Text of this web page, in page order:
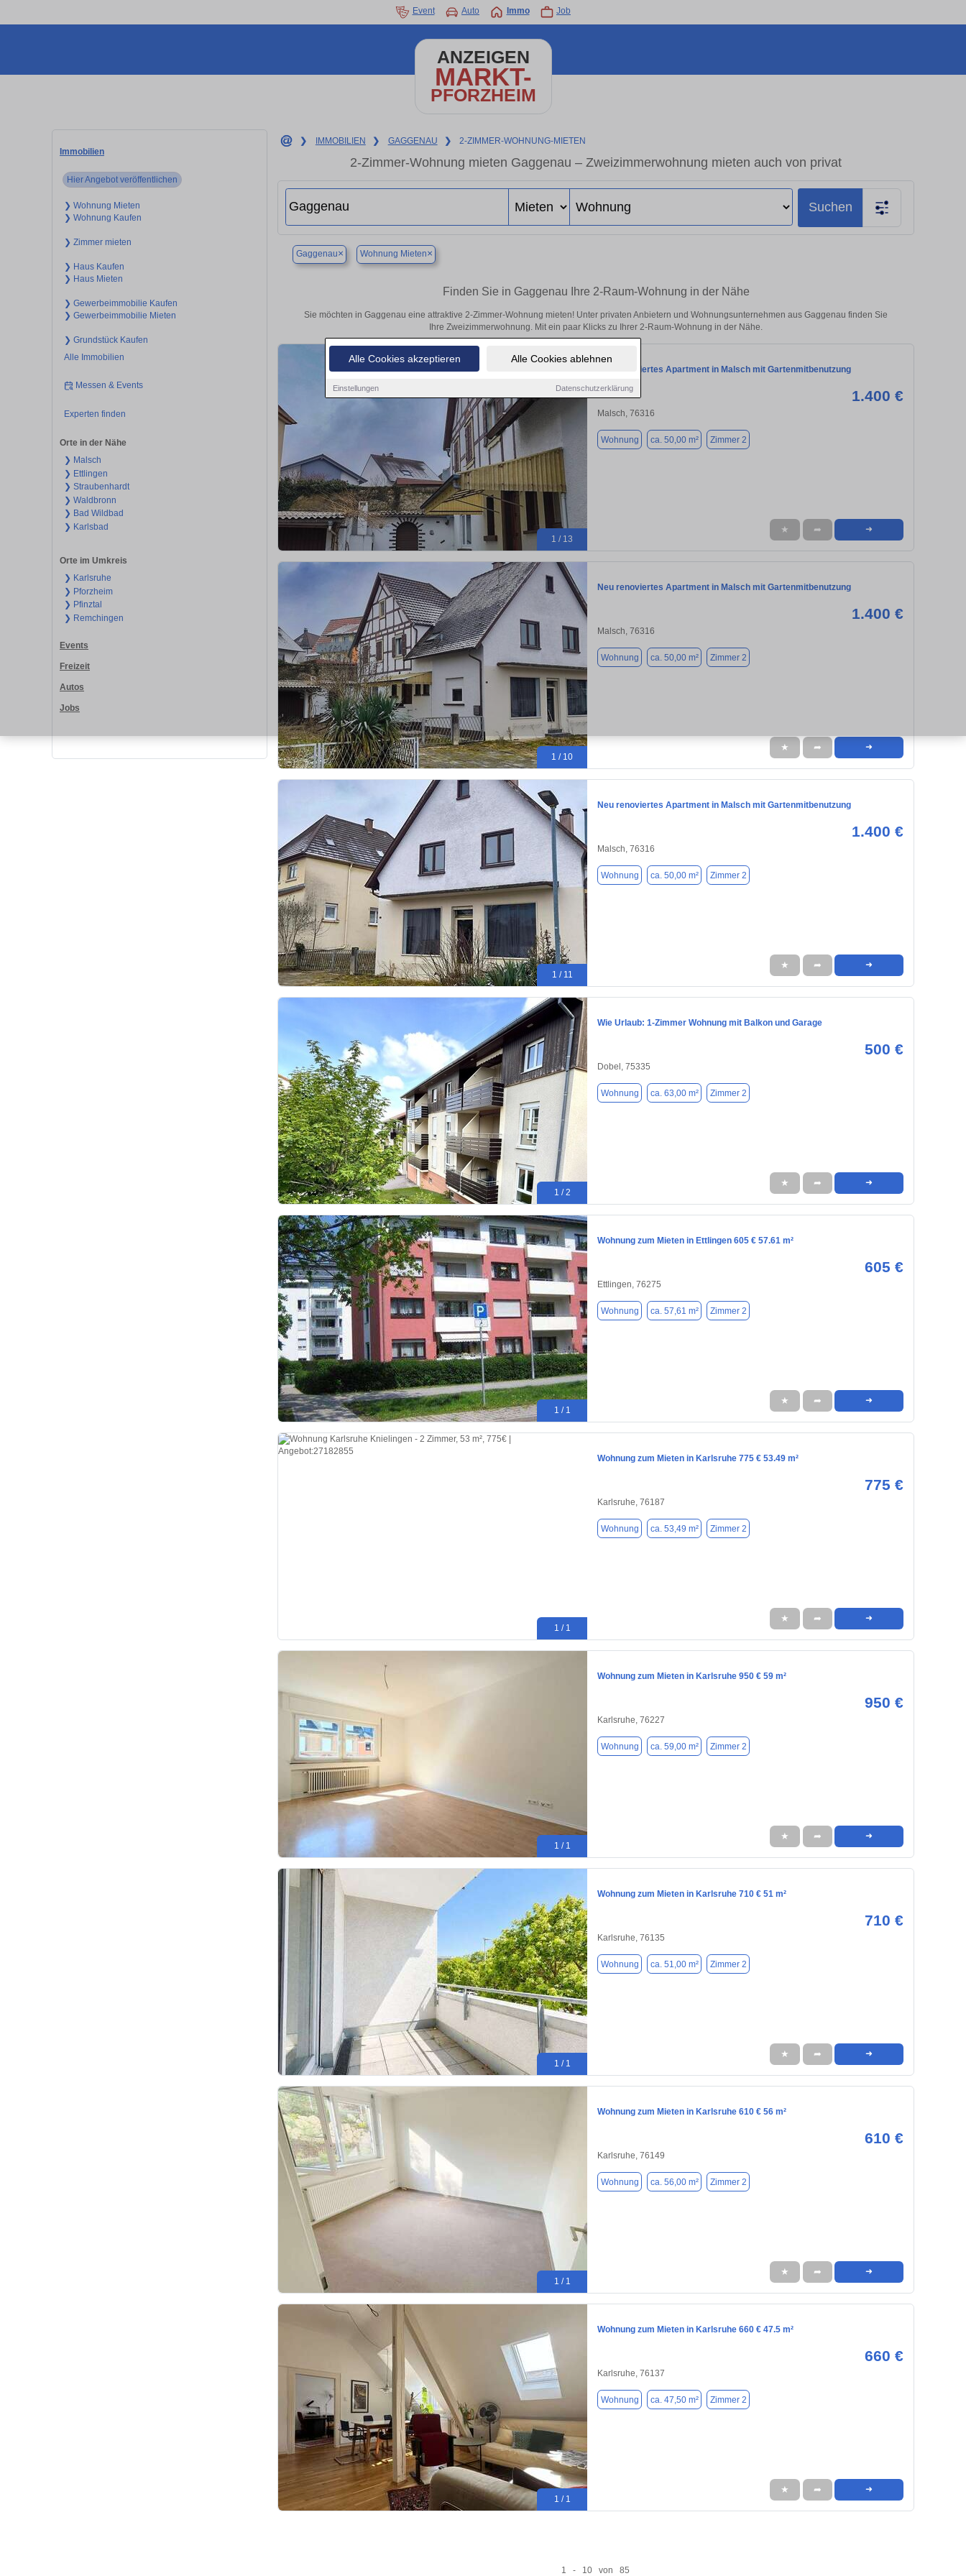
Alle Cookies akzeptieren Alle Cookies ablehnen
Einstellungen Datenschutzerklärung
Event Auto Immo Job
ANZEIGEN
MARKT-
PFORZHEIM
Immobilien
Hier Angebot veröffentlichen
❯ Wohnung Mieten
❯ Wohnung Kaufen
❯ Zimmer mieten
❯ Haus Kaufen
❯ Haus Mieten
❯ Gewerbeimmobilie Kaufen
❯ Gewerbeimmobilie Mieten
❯ Grundstück Kaufen
Alle Immobilien
Messen & Events
Experten finden
Orte in der Nähe
❯ Malsch
❯ Ettlingen
❯ Straubenhardt
❯ Waldbronn
❯ Bad Wildbad
❯ Karlsbad
Orte im Umkreis
❯ Karlsruhe
❯ Pforzheim
❯ Pfinztal
❯ Remchingen
Events
Freizeit
Autos
Jobs
❯ IMMOBILIEN ❯ GAGGENAU ❯ 2-ZIMMER-WOHNUNG-MIETEN
2-Zimmer-Wohnung mieten Gaggenau – Zweizimmerwohnung mieten auch von privat
Suchen
Gaggenau× Wohnung Mieten×
Finden Sie in Gaggenau Ihre 2-Raum-Wohnung in der Nähe
Sie möchten in Gaggenau eine attraktive 2-Zimmer-Wohnung mieten! Unter privaten Anbietern und Wohnungsunternehmen aus Gaggenau finden Sie
Ihre Zweizimmerwohnung. Mit ein paar Klicks zu Ihrer 2-Raum-Wohnung in der Nähe.
1 / 13
Neu renoviertes Apartment in Malsch mit Gartenmitbenutzung
1.400 €
Malsch, 76316
Wohnung ca. 50,00 m² Zimmer 2
★ ➦ ➜
1 / 10
Neu renoviertes Apartment in Malsch mit Gartenmitbenutzung
1.400 €
Malsch, 76316
Wohnung ca. 50,00 m² Zimmer 2
★ ➦ ➜
1 / 11
Neu renoviertes Apartment in Malsch mit Gartenmitbenutzung
1.400 €
Malsch, 76316
Wohnung ca. 50,00 m² Zimmer 2
★ ➦ ➜
1 / 2
Wie Urlaub: 1-Zimmer Wohnung mit Balkon und Garage
500 €
Dobel, 75335
Wohnung ca. 63,00 m² Zimmer 2
★ ➦ ➜
1 / 1
Wohnung zum Mieten in Ettlingen 605 € 57.61 m²
605 €
Ettlingen, 76275
Wohnung ca. 57,61 m² Zimmer 2
★ ➦ ➜
1 / 1
Wohnung zum Mieten in Karlsruhe 775 € 53.49 m²
775 €
Karlsruhe, 76187
Wohnung ca. 53,49 m² Zimmer 2
★ ➦ ➜
1 / 1
Wohnung zum Mieten in Karlsruhe 950 € 59 m²
950 €
Karlsruhe, 76227
Wohnung ca. 59,00 m² Zimmer 2
★ ➦ ➜
1 / 1
Wohnung zum Mieten in Karlsruhe 710 € 51 m²
710 €
Karlsruhe, 76135
Wohnung ca. 51,00 m² Zimmer 2
★ ➦ ➜
1 / 1
Wohnung zum Mieten in Karlsruhe 610 € 56 m²
610 €
Karlsruhe, 76149
Wohnung ca. 56,00 m² Zimmer 2
★ ➦ ➜
1 / 1
Wohnung zum Mieten in Karlsruhe 660 € 47.5 m²
660 €
Karlsruhe, 76137
Wohnung ca. 47,50 m² Zimmer 2
★ ➦ ➜
1 - 10 von 85